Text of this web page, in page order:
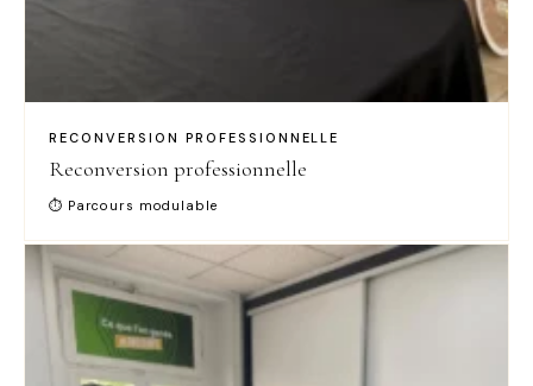
RECONVERSION PROFESSIONNELLE
Reconversion professionnelle
⏱ Parcours modulable